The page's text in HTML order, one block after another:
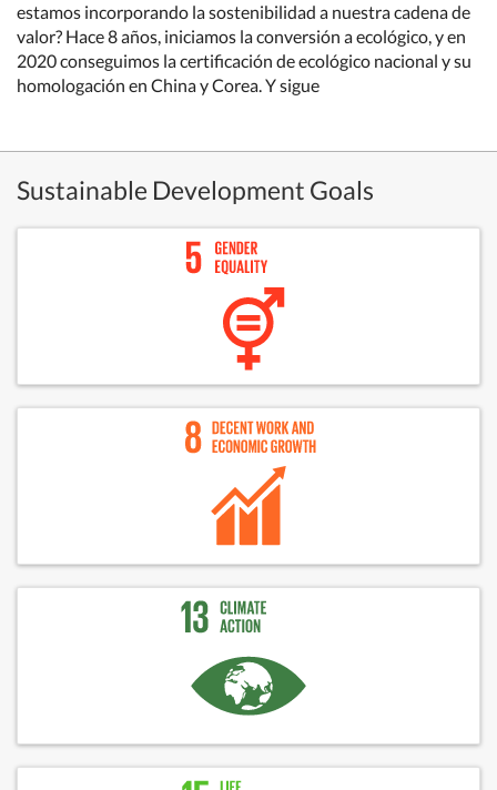
estamos incorporando la sostenibilidad a nuestra cadena de
valor? Hace 8 años, iniciamos la conversión aecológico, y en
2020 conseguimos la certificación de ecológico nacional y su
homologación en China y Corea. Y sigue
Sustainable Development Goals